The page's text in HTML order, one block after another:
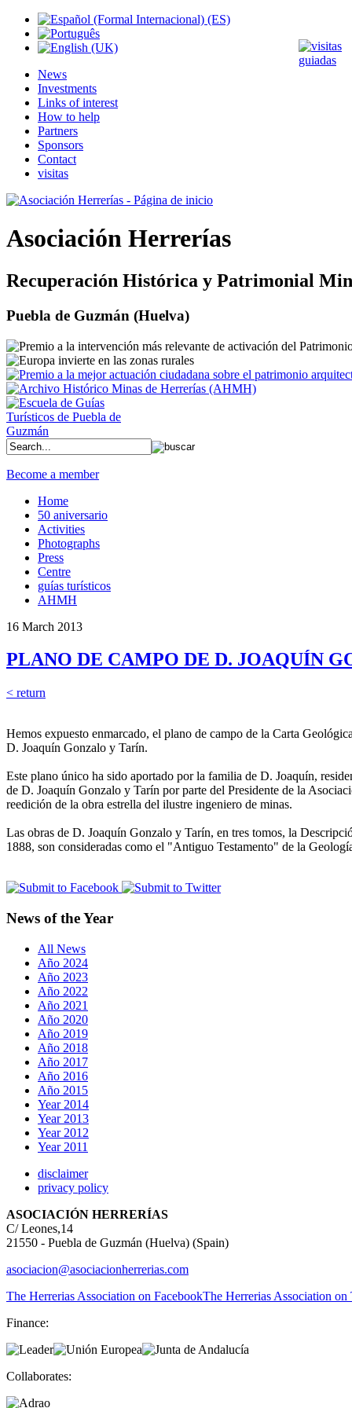
News
Investments
Links of interest
How to help
Partners
Sponsors
Contact
visitas
Asociación Herrerías
Recuperación Histórica y Patrimonial
Puebla de Guzmán (Huelva)
Become a member
Home
50 aniversario
Activities
Photographs
Press
Centre
guías turísticos
AHMH
16 March 2013
PLANO DE CAMPO DE D. JOAQUÍN
< return
Hemos expuesto enmarcado, el plano de campo de la Carta
D. Joaquín Gonzalo y Tarín.
Este plano único ha sido aportado por la familia de D. Joaquín,
de D. Joaquín Gonzalo y Tarín por parte del Presidente de la
reedición de la obra estrella del ilustre ingeniero de minas.
Las obras de D. Joaquín Gonzalo y Tarín, en tres tomos, la
1888, son consideradas como el "Antiguo Testamento" de la
News of the Year
All News
Año 2024
Año 2023
Año 2022
Año 2021
Año 2020
Año 2019
Año 2018
Año 2017
Año 2016
Año 2015
Year 2014
Year 2013
Year 2012
Year 2011
disclaimer
privacy policy
ASOCIACIÓN HERRERÍAS
C/ Leones,14
21550 - Puebla de Guzmán (Huelva) (Spain)
asociacion@asociacionherrerias.com
The Herrerias Association on FacebookThe Herrerias Association on
Finance:
Collaborates: